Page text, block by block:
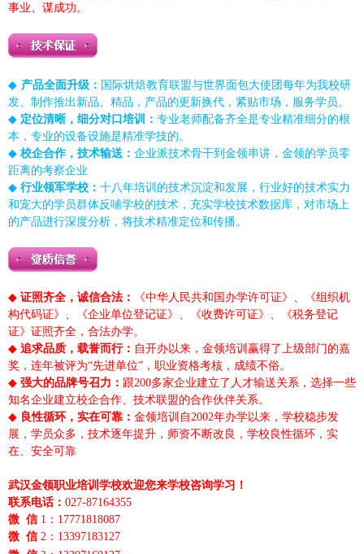
事业、谋成功。
◆ 产品全面升级： 国际烘焙教育联盟与世界面包大使团每年为我校研
发、制作推出新品、精品，产品的更新换代，紧贴市场，服务学员。
◆ 定位清晰，细分对口培训： 专业老师配备齐全是专业精准细分的根
本，专业的设备设施是精准学技的。
◆ 校企合作，技术输送： 企业派技术骨干到金领串讲，金领的学员零
距离的考察企业
◆ 行业领军学校： 十八年培训的技术沉淀和发展，行业好的技术实力
和宠大的学员群体反哺学校的技术，充实学校技术数据库，对市场上
的产品进行深度分析，将技术精准定位和传播。
◆ 证照齐全，诚信合法：
《中华人民共和国办学许可证》、《组织机
构代码证》、《企业单位登记证》、《收费许可证》、《税务登记
证》证照齐全，合法办学。
◆ 追求品质，载誉而行： 自开办以来，金领培训赢得了上级部门的嘉
奖，连年被评为“先进单位”，职业资格考核，成绩不俗。
◆ 强大的品牌号召力： 跟200多家企业建立了人才输送关系，选择一些
知名企业建立校企合作、技术联盟的合作伙伴关系。
◆ 良性循环，实在可靠： 金领培训自2002年办学以来，学校稳步发
展，学员众多，技术逐年提升，师资不断改良，学校良性循环，实
在、安全可靠
武汉金领职业培训学校欢迎您来学校咨询学习！
联系电话： 027-87164355
微 信1：17771818087
微 信2：13397183127